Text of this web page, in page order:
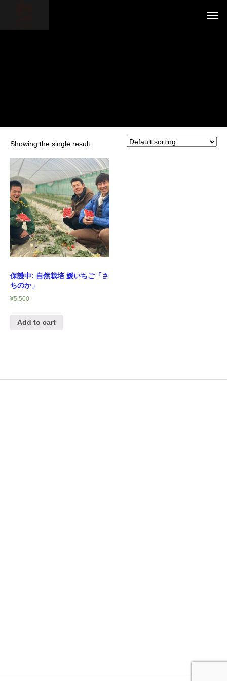
Showing the single result
保護中: 自然栽培 媛いちご「さ
ちのか」
¥5,500
Add to cart